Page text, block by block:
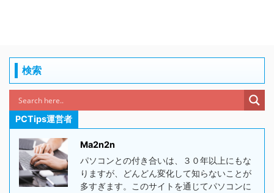
検索
PCTips運営者
Ma2n2n
パソコンとの付き合いは、３０年以上にもな
りますが、どんどん変化して知らないことが
多すぎます。このサイトを通じてパソコンに